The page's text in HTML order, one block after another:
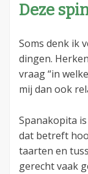
Deze
Soms denk ik
dingen.
vraag “in
mij dan ook
Spanakopita
dat betreft
taarten en
gerecht vaak